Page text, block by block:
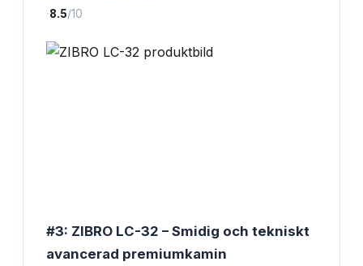
·8.5/10
#3: ZIBRO LC-32 – Smidig och tekniskt
avancerad premiumkamin